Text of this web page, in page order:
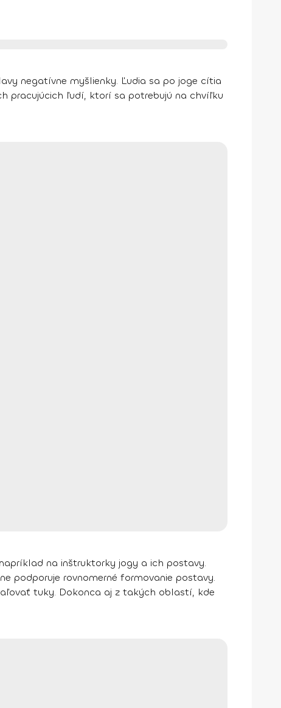
negatívne myšlienky. Ľudia sa po joge cítia
pracujúcich ľudí, ktorí sa potrebujú na chvíľku
na inštruktorky jogy a ich postavy.
podporuje rovnomerné formovanie postavy.
tuky. Dokonca aj z takých oblastí, kde